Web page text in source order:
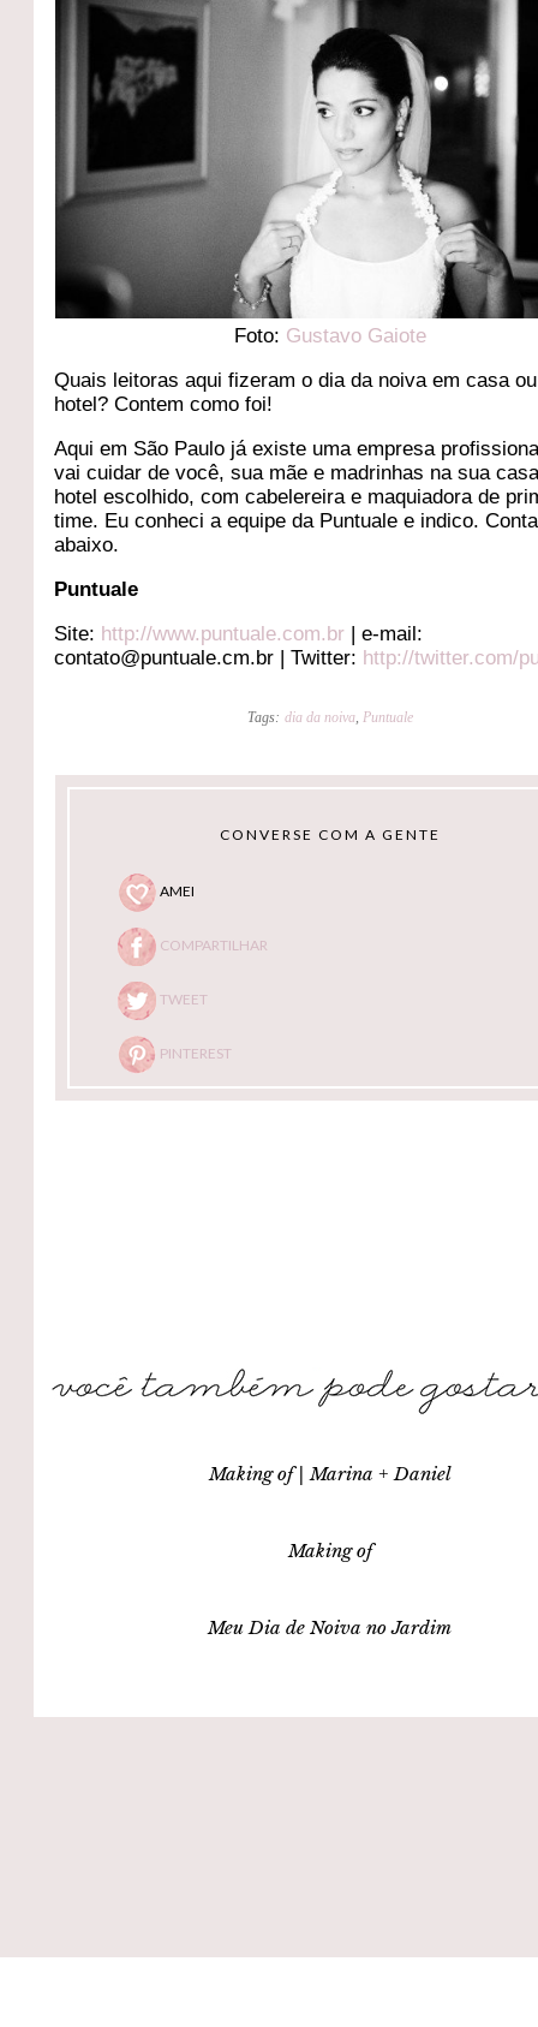
Foto: Gustavo Gaiote
Quais leitoras aqui fizeram o dia da noiva em casa
hotel? Contem como foi!
Aqui em São Paulo já existe uma empresa
vai cuidar de você, sua mãe e madrinhas na sua
hotel escolhido, com cabelereira e maquiadora de
time. Eu conheci a equipe da Puntuale e indico.
abaixo.
Puntuale
Site: http://www.puntuale.com.br | e-mail:
contato@puntuale.cm.br | Twitter: http://twitter.com/
Tags: dia da noiva Puntuale
CONVERSE COM A GENTE
AMEI
COMPARTILHAR
TWEET
PINTEREST
Making of | Marina + Daniel
Making of
Meu Dia de Noiva no Jardim